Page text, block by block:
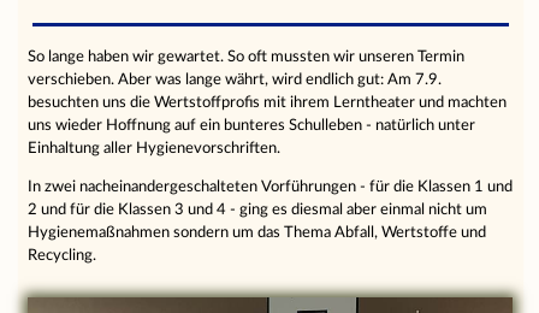
So lange haben wir gewartet. So oft mussten wir unseren Termin
verschieben. Aber was lange währt, wird endlich gut: Am 7.9.
besuchten uns die Wertstoffprofis mit ihrem Lerntheater und machten
uns wieder Hoffnung auf ein bunteres Schulleben - natürlich unter
Einhaltung aller Hygienevorschriften.
In zwei nacheinandergeschalteten Vorführungen - für die Klassen 1 und
2 und für die Klassen 3 und 4 - ging es diesmal aber einmal nicht um
Hygienemaßnahmen sondern um das Thema Abfall, Wertstoffe und
Recycling.